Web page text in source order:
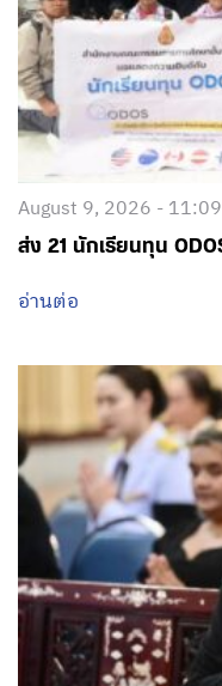
August 9, 2026 - 11:09
ส่ง 21 นักเรียนทุน
อ่านต่อ